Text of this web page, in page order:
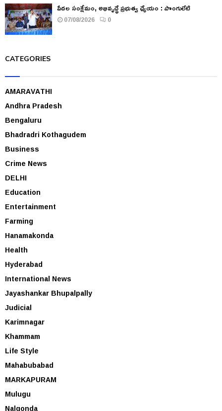
పేదల సంక్షేమం, అభివృద్ధే ప్రభుత్వ ధ్యేయం : పొంగులేటి
07/08/2026 0
CATEGORIES
AMARAVATHI
Andhra Pradesh
Bengaluru
Bhadradri Kothagudem
Business
Crime News
DELHI
Education
Entertainment
Farming
Hanamakonda
Health
Hyderabad
International News
Jayashankar Bhupalpally
Judicial
Karimnagar
Khammam
Life Style
Mahabubabad
MARKAPURAM
Mulugu
Nalgonda